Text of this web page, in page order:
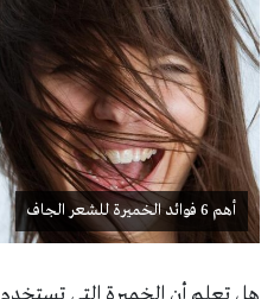
أهم 6 فوائد الخميرة للشعر الجاف